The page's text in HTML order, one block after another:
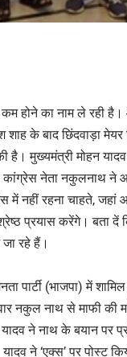
होने का नाम ले रही
के बाद छिंदवाड़ा मेयर
है। मुख्यमंत्री मोहन
नेता नकुलनाथ ने
नहीं रहना चाहते, जहां
प्रयास करेंगे। बता दें
रहे हैं।
पार्टी (भाजपा) में
नकुल नाथ से माफी की
यादव ने नाथ के बयान पर
ने ‘एक्स’ पर